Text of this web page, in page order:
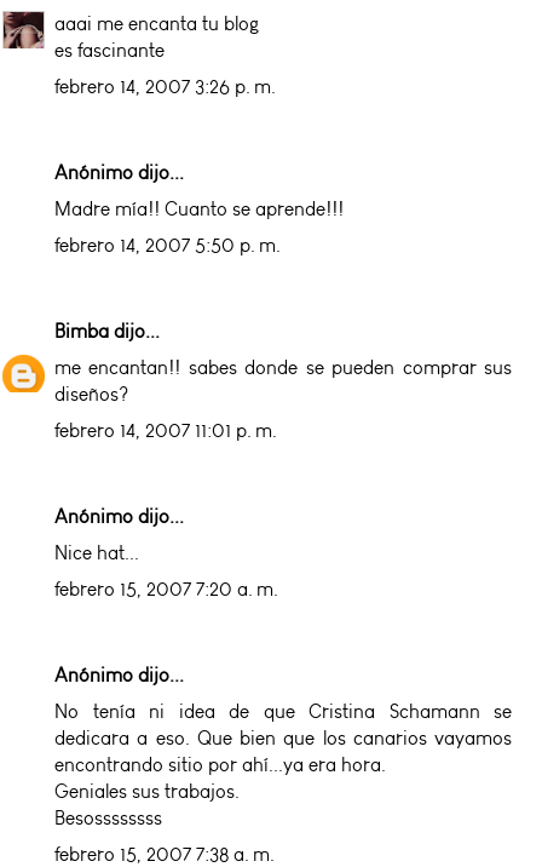
aaai me encanta tu blog
es fascinante
febrero 14, 2007 3:26 p. m.
Anónimo dijo...
Madre mía!! Cuanto se aprende!!!
febrero 14, 2007 5:50 p. m.
Bimba dijo...
me encantan!! sabes donde se pueden comprar sus
diseños?
febrero 14, 2007 11:01 p. m.
Anónimo dijo...
Nice hat...
febrero 15, 2007 7:20 a. m.
Anónimo dijo...
No tenía ni idea de que Cristina Schamann se
dedicara a eso. Que bien que los canarios vayamos
encontrando sitio por ahí...ya era hora.
Geniales sus trabajos.
Besossssssss
febrero 15, 2007 7:38 a. m.